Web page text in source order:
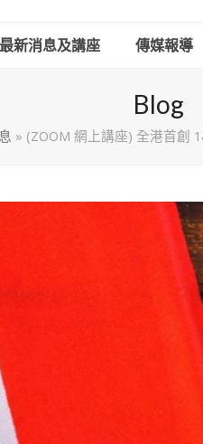
最新消息及講座 傳媒報導
Blog
» (ZOOM 網上講座) 全港首創